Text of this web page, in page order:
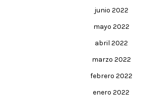
junio 2022
mayo 2022
abril 2022
marzo 2022
febrero 2022
enero 2022